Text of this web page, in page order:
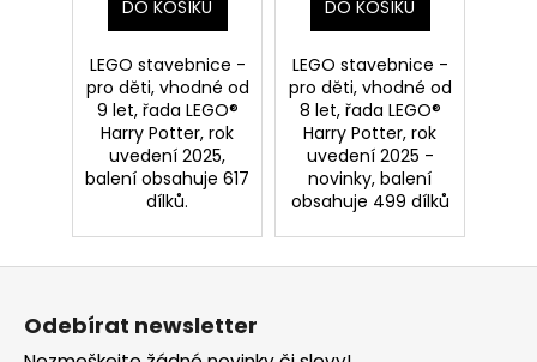
DO KOŠÍKU
LEGO stavebnice -
pro děti, vhodné od
9 let, řada LEGO®
Harry Potter, rok
uvedení 2025,
balení obsahuje 617
dílků.
DO KOŠÍKU
LEGO stavebnice -
pro děti, vhodné od
8 let, řada LEGO®
Harry Potter, rok
uvedení 2025 -
novinky, balení
obsahuje 499 dílků
Z
Odebírat newsletter